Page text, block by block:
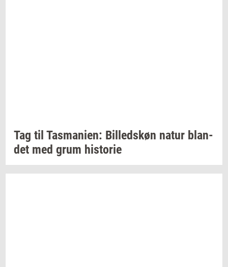
Tag til Tas­ma­ni­en: Bil­leds­køn natur blan­
det med grum hi­sto­rie